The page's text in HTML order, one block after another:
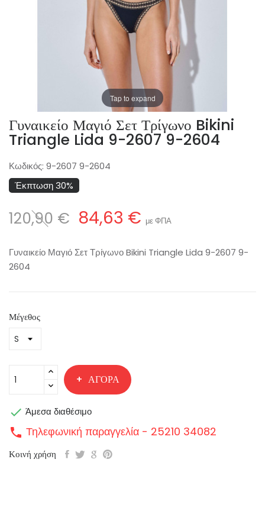
Tap to expand
Γυναικείο Μαγιό Σετ Τρίγωνο Bikini
Triangle Lida 9-2607 9-2604
Κωδικός: 9-2607 9-2604
Έκπτωση 30%
120,90 € 84,63 € με ΦΠΑ
Γυναικείο Μαγιό Σετ Τρίγωνο Bikini Triangle Lida 9-2607 9-
2604
Μέγεθος
ΑΓΟΡΆ
 Άμεσα διαθέσιμο
call Τηλεφωνική παραγγελία - 25210 34082
Κοινή χρήση